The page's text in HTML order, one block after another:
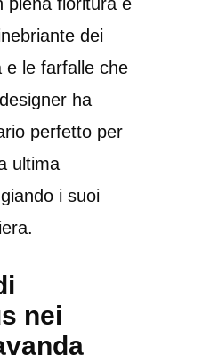
dei
e le farfalle che
ha
perfetto per
ultima
i suoi
nei